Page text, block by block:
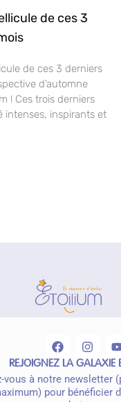
de ces 3
de ces 3 derniers
d’automne
! Ces trois derniers
intenses, inspirants et
REJOIGNEZ LA GALAXIE
vous à notre newsletter
pour bénéficier